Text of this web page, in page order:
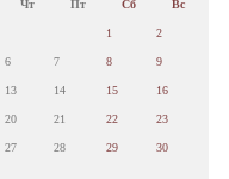
Чт Пт Сб Вс
1 2
6 7 8 9
13 14 15 16
20 21 22 23
27 28 29 30